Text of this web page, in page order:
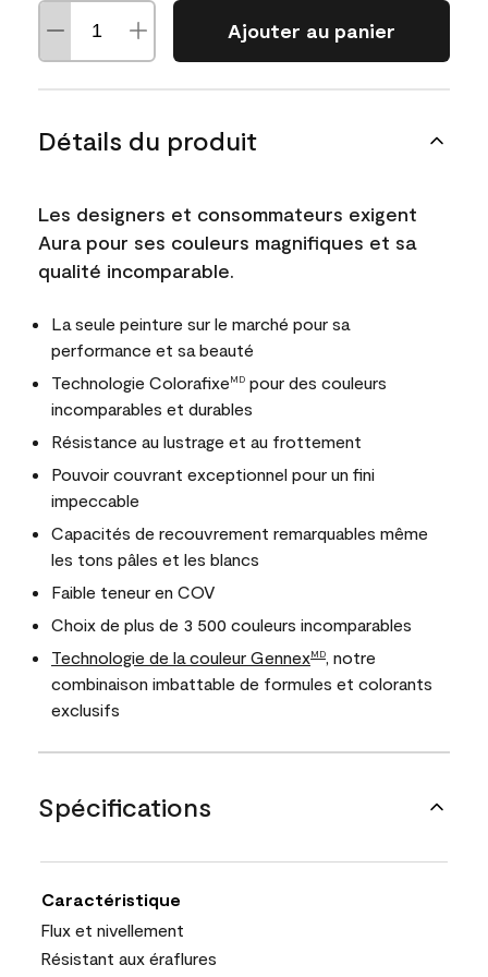
Ajouter au panier
Détails du produit
Les designers et consommateurs exigent
Aura pour ses couleurs magnifiques et sa
qualité incomparable.
La seule peinture sur le marché pour sa
performance et sa beauté
Technologie Colorafixe MD pour des couleurs
incomparables et durables
Résistance au lustrage et au frottement
Pouvoir couvrant exceptionnel pour un fini
impeccable
Capacités de recouvrement remarquables même
les tons pâles et les blancs
Faible teneur en COV
Choix de plus de 3 500 couleurs incomparables
Technologie de la couleur GennexMD
, notre
combinaison imbattable de formules et colorants
exclusifs
Spécifications
Caractéristique
Flux et nivellement
Résistant aux éraflures